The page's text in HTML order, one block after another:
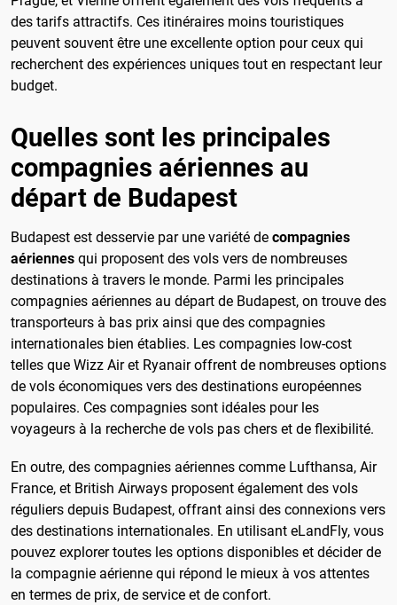
des tarifs attractifs. Ces itinéraires moins touristiques
peuvent souvent être une excellente option pour ceux qui
recherchent des expériences uniques tout en respectant leur
budget.
Quelles sont les principales
compagnies aériennes au
départ de Budapest
Budapest est desservie par une variété de compagnies
aériennes qui proposent des vols vers de nombreuses
destinations à travers le monde. Parmi les principales
compagnies aériennes au départ de Budapest, on trouve des
transporteurs à bas prix ainsi que des compagnies
internationales bien établies. Les compagnies low-cost
telles que Wizz Air et Ryanair offrent de nombreuses options
de vols économiques vers des destinations européennes
populaires. Ces compagnies sont idéales pour les
voyageurs à la recherche de vols pas chers et de flexibilité.
En outre, des compagnies aériennes comme Lufthansa, Air
France, et British Airways proposent également des vols
réguliers depuis Budapest, offrant ainsi des connexions vers
des destinations internationales. En utilisant eLandFly, vous
pouvez explorer toutes les options disponibles et décider de
la compagnie aérienne qui répond le mieux à vos attentes
en termes de prix, de service et de confort.